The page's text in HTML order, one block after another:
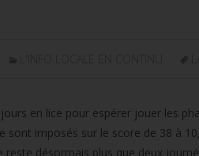
en lice pour espérer jouer les
sont imposés sur le score de 38 à
reste désormais plus que deux